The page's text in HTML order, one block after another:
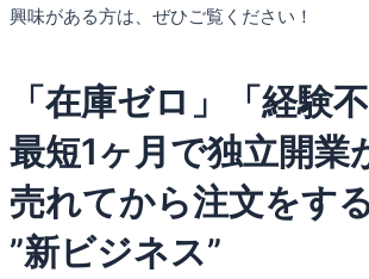
興味がある方は、ぜひご覧ください！
「在庫ゼロ」「経験不
最短1ヶ月で独立開業
売れてから注文をす
”新ビジネス”